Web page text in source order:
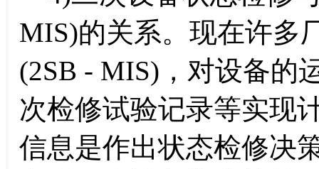
MIS)的关系。现在许多
(2SB - MIS)，对设备的
次检修试验记录等实现
信息是作出状态检修决